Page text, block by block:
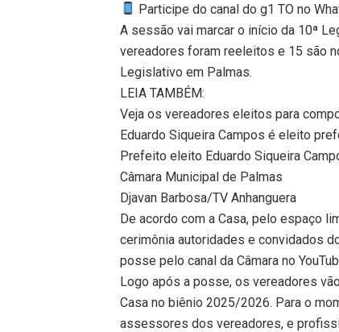
Participe do canal do g1 TO no
A sessão vai marcar o início da 10ª
vereadores foram reeleitos e 15 são
Legislativo em Palmas.
LEIA TAMBÉM:
Veja os vereadores eleitos para
Eduardo Siqueira Campos é eleito
Prefeito eleito Eduardo Siqueira
Câmara Municipal de Palmas
Djavan Barbosa/TV Anhanguera
De acordo com a Casa, pelo espaço
cerimônia autoridades e convidados
posse pelo canal da Câmara no
Logo após a posse, os vereadores
Casa no biênio 2025/2026. Para o
assessores dos vereadores, e